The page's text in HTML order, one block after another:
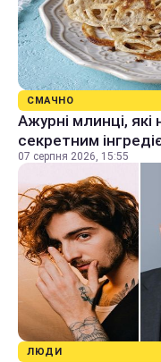
СМАЧНО
Ажурні млинці, які
секретним
07 серпня 2026, 15:55
ЛЮДИ